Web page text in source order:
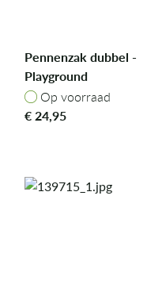
Pennenzak dubbel -
Playground
Op voorraad
Op voorraad
€24,95